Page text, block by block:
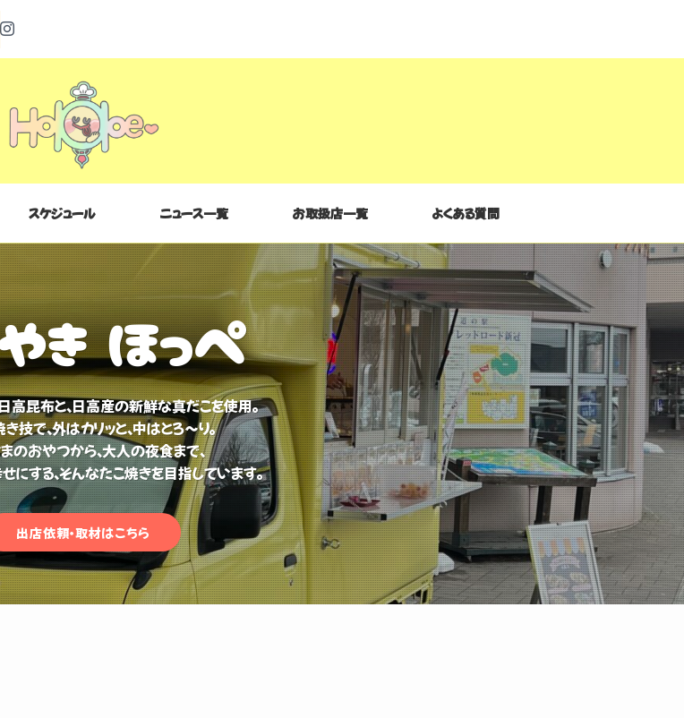
スケジュール ニュース一覧 お取扱店一覧 よくある質問
き ほっぺ
高昆布と、日高産の新鮮な真だこを使用。
技で、外はカリッと、中はとろ〜り。
のおやつから、大人の夜食まで、
にする、そんなたこ焼きを目指しています。
出店依頼・取材はこちら